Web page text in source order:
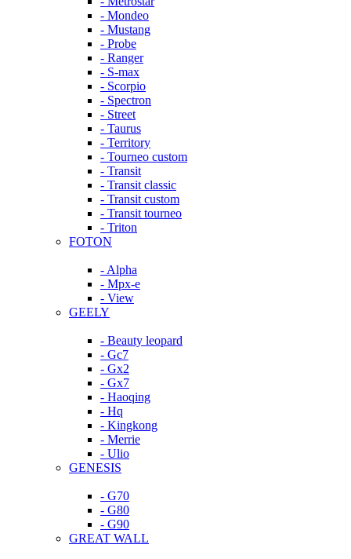
- Mondeo
- Mustang
- Probe
- Ranger
- S-max
- Scorpio
- Spectron
- Street
- Taurus
- Territory
- Tourneo custom
- Transit
- Transit classic
- Transit custom
- Transit tourneo
- Triton
FOTON
- Alpha
- Mpx-e
- View
GEELY
- Beauty leopard
- Gc7
- Gx2
- Gx7
- Haoqing
- Hq
- Kingkong
- Merrie
- Ulio
GENESIS
- G70
- G80
- G90
GREAT WALL